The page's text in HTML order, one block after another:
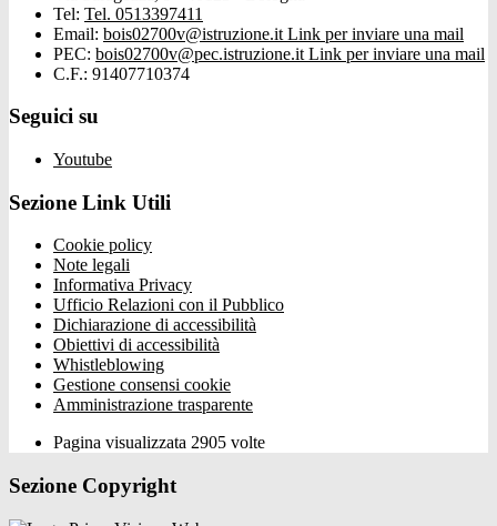
Tel: Tel. 0513397411
Email: bois02700v@istruzione.it Link per inviare una mail
PEC: bois02700v@pec.istruzione.it Link per inviare una mail
C.F.: 91407710374
Seguici su
Youtube
Sezione Link Utili
Cookie policy
Note legali
Informativa Privacy
Ufficio Relazioni con il Pubblico
Dichiarazione di accessibilità
Obiettivi di accessibilità
Whistleblowing
Gestione consensi cookie
Amministrazione trasparente
Pagina visualizzata 2905 volte
Sezione Copyright